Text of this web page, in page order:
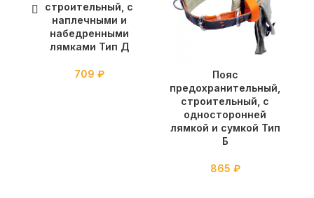
строительный, с
наплечными и
набедренными
лямками Тип Д
709 ₽
Пояс
предохранительный,
строительный, с
односторонней
лямкой и сумкой Тип
Б
865 ₽